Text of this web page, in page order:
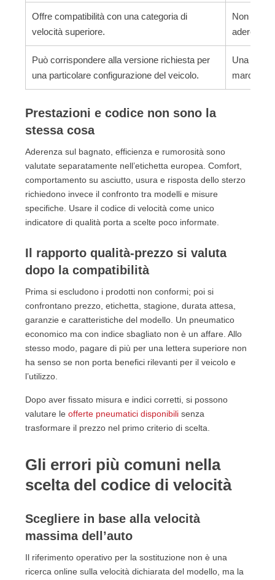
Offre compatibilità con una categoria di
velocità superiore.
Non
aderenza
Può corrispondere alla versione richiesta per
una particolare configurazione del veicolo.
Una
Prestazioni e codice non sono la
stessa cosa
Aderenza sul bagnato, efficienza e rumorosità sono
valutate separatamente nell’etichetta europea. Comfort,
comportamento su asciutto, usura e risposta dello sterzo
richiedono invece il confronto tra modelli e misure
specifiche. Usare il codice di velocità come unico
indicatore di qualità porta a scelte poco informate.
Il rapporto qualità-prezzo si valuta
dopo la compatibilità
Prima si escludono i prodotti non conformi; poi si
confrontano prezzo, etichetta, stagione, durata attesa,
garanzie e caratteristiche del modello. Un pneumatico
economico ma con indice sbagliato non è un affare. Allo
stesso modo, pagare di più per una lettera superiore non
ha senso se non porta benefici rilevanti per il veicolo e
l’utilizzo.
Dopo aver fissato misura e indici corretti, si possono
valutare le offerte pneumatici disponibilisenza
trasformare il prezzo nel primo criterio di scelta.
Gli errori più comuni nella
scelta del codice di velocità
Scegliere in base alla velocità
massima dell’auto
Il riferimento operativo per la sostituzione non è una
ricerca online sulla velocità dichiarata del modello, ma la